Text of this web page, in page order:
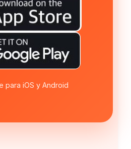
para iOS y Android